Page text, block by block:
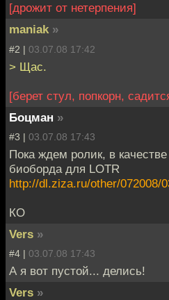
[дрожит от нетерпения]
maniak »
#2 | 03.07.08 17:42
> Щас.
[берет стул, попкорн,
Боцман »
#3 | 03.07.08 17:43
Пока ждем ролик, в
биоборда для LOTR
http://dl.ziza.ru/other/072008/
КО
Vers »
#4 | 03.07.08 17:43
А я вот пустой... делись!
Vers »